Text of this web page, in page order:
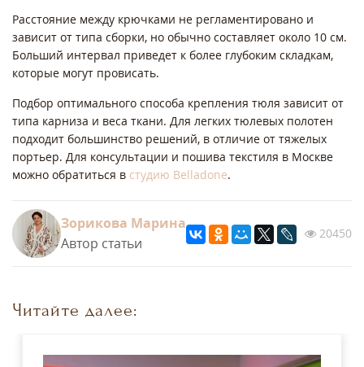
Расстояние между крючками не регламентировано и
зависит от типа сборки, но обычно составляет около 10 см.
Больший интервал приведет к более глубоким складкам,
которые могут провисать.
Подбор оптимального способа крепления тюля зависит от
типа карниза и веса ткани. Для легких тюлевых полотен
подходит большинство решений, в отличие от тяжелых
портьер. Для консультации и пошива текстиля в Москве
можно обратиться в студию Belladone.
Зорикова Марина
Автор статьи
20450
Читайте далее: